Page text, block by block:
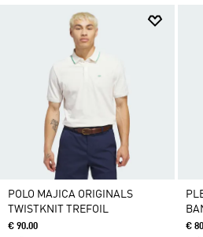
POLO MAJICA ORIGINALS
TWISTKNIT TREFOIL
€ 90.00 €